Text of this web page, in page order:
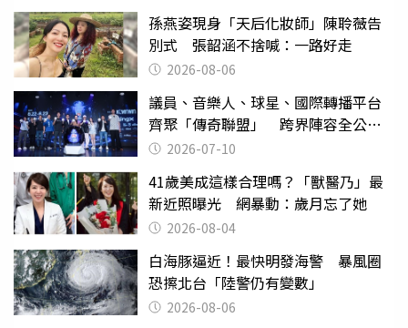
孫燕姿現身「天后化妝師」陳聆薇告
別式 張韶涵不捨喊：一路好走
2026-08-06
議員、音樂人、球星、國際轉播平台
齊聚「傳奇聯盟」 跨界陣容全公
開 劍指亞洲新傳奇聯賽
2026-07-10
41歲美成這樣合理嗎？「獸醫乃」最
新近照曝光 網暴動：歲月忘了她
2026-08-04
白海豚逼近！最快明發海警 暴風圈
恐擦北台「陸警仍有變數」
2026-08-06